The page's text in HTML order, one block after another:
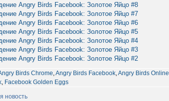
Angry Birds Facebook: Золотое Яйцо #8
Angry Birds Facebook: Золотое Яйцо #7
Angry Birds Facebook: Золотое Яйцо #6
Angry Birds Facebook: Золотое Яйцо #5
Angry Birds Facebook: Золотое Яйцо #4
Angry Birds Facebook: Золотое Яйцо #3
Angry Birds Facebook: Золотое Яйцо #2
Birds Chrome,Angry Birds Facebook,Angry Birds Online
, Facebook Golden Eggs
новость